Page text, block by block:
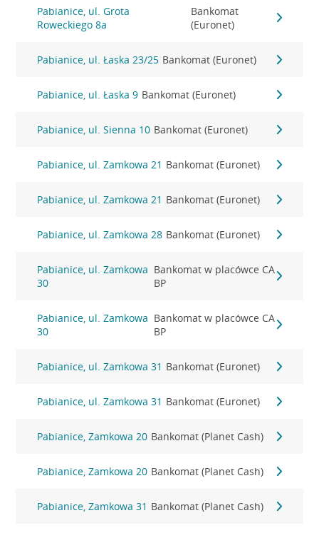
Pabianice, ul. Grota
Roweckiego 8a
Bankomat
(Euronet)
Pabianice, ul. Łaska 23/25 Bankomat (Euronet)
Pabianice, ul. Łaska 9 Bankomat (Euronet)
Pabianice, ul. Sienna 10 Bankomat (Euronet)
Pabianice, ul. Zamkowa 21 Bankomat (Euronet)
Pabianice, ul. Zamkowa 21 Bankomat (Euronet)
Pabianice, ul. Zamkowa 28 Bankomat (Euronet)
Pabianice, ul. Zamkowa
30
Bankomat w placówce CA
BP
Pabianice, ul. Zamkowa
30
Bankomat w placówce CA
BP
Pabianice, ul. Zamkowa 31 Bankomat (Euronet)
Pabianice, ul. Zamkowa 31 Bankomat (Euronet)
Pabianice, Zamkowa 20 Bankomat (Planet Cash)
Pabianice, Zamkowa 20 Bankomat (Planet Cash)
Pabianice, Zamkowa 31 Bankomat (Planet Cash)